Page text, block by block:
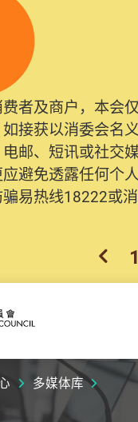
者及商户，本会
接获以消委会名
邮、短讯或社交
避免透露任何个
易热线18222或
上1
多媒体库